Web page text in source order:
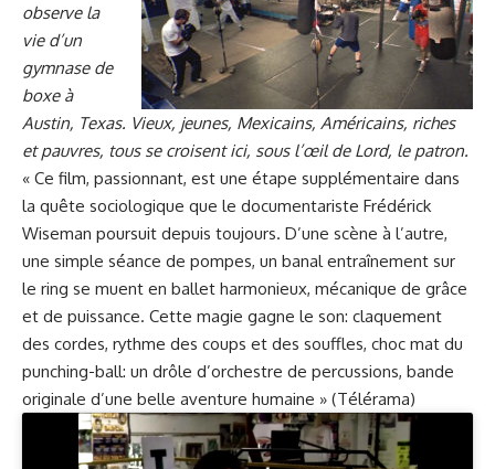
observe la
vie d’un
gymnase de
boxe à
Austin, Texas. Vieux, jeunes, Mexicains, Américains, riches
et pauvres, tous se croisent ici, sous l’œil de Lord, le patron.
« Ce film, passionnant, est une étape supplémentaire dans
la quête sociologique que le documentariste Frédérick
Wiseman poursuit depuis toujours. D’une scène à l’autre,
une simple séance de pompes, un banal entraînement sur
le ring se muent en ballet harmonieux, mécanique de grâce
et de puissance. Cette magie gagne le son: claquement
des cordes, rythme des coups et des souffles, choc mat du
punching-ball: un drôle d’orchestre de percussions, bande
originale d’une belle aventure humaine » (Télérama)